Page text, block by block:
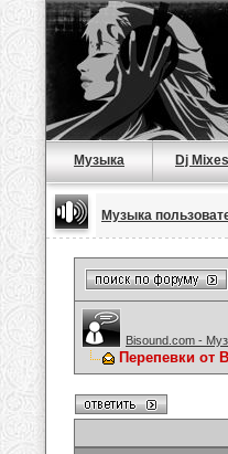
Музыка Dj Mixes
Музыка
Bisound.com -
Перепевки от